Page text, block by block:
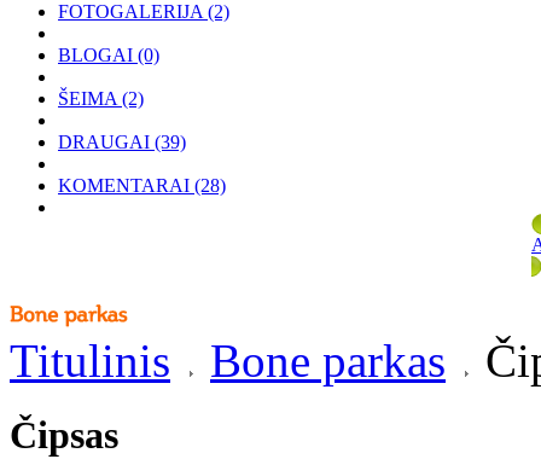
FOTOGALERIJA (2)
BLOGAI (0)
ŠEIMA (2)
DRAUGAI (39)
KOMENTARAI (28)
Titulinis Bone parkas
Čipsas